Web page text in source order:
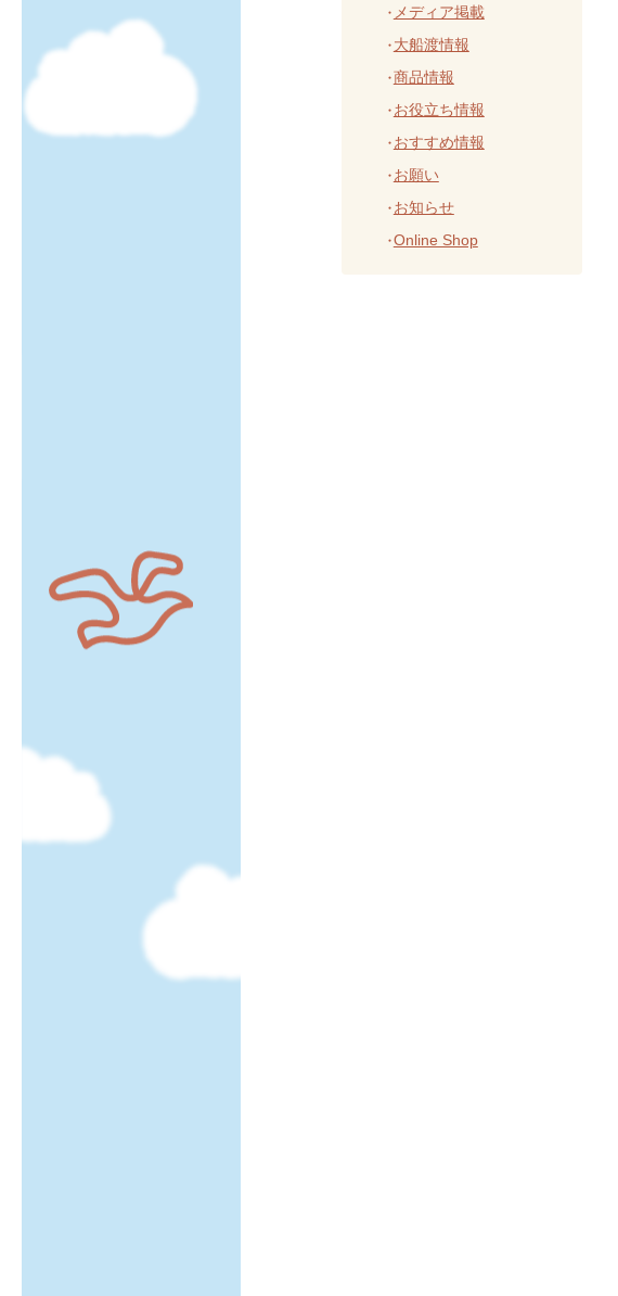
メディア掲載
大船渡情報
商品情報
お役立ち情報
おすすめ情報
お願い
お知らせ
Online Shop